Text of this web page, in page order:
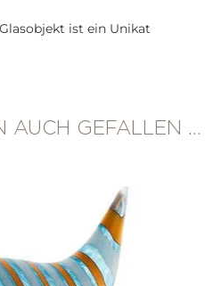
ist ein Unikat
AUCH GEFALLEN …